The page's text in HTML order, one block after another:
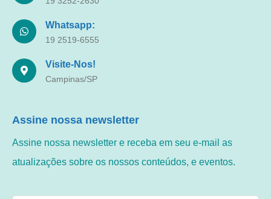
Whatsapp:
19 2519-6555
Visite-Nos!
Campinas/SP
Assine nossa newsletter
Assine nossa newsletter e receba em seu e-mail as
atualizações sobre os nossos conteúdos, e eventos.